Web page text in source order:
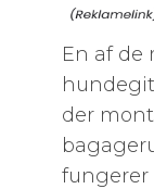
En af de
der
fungerer